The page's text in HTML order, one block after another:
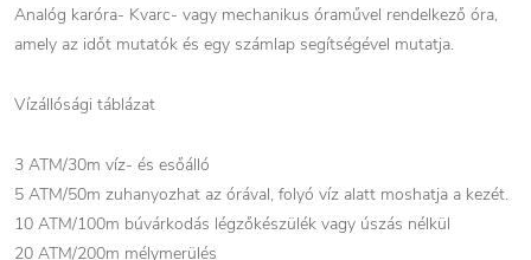
Analóg karóra- Kvarc- vagy mechanikus óraművel rendelkező óra,
amely az időt mutatók és egy számlap segítségével mutatja.
Vízállósági táblázat
3 ATM/30m víz- és esőálló
5 ATM/50m zuhanyozhat az órával, folyó víz alatt moshatja a kezét.
10 ATM/100m búvárkodás légzőkészülék vagy úszás nélkül
20 ATM/200m mélymerülés